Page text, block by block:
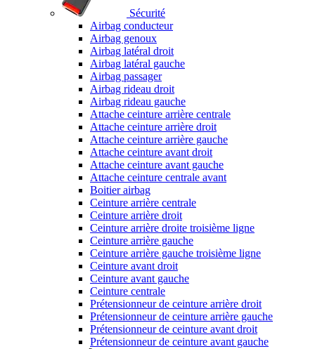
Sécurité
Airbag conducteur
Airbag genoux
Airbag latéral droit
Airbag latéral gauche
Airbag passager
Airbag rideau droit
Airbag rideau gauche
Attache ceinture arrière centrale
Attache ceinture arrière droit
Attache ceinture arrière gauche
Attache ceinture avant droit
Attache ceinture avant gauche
Attache ceinture centrale avant
Boitier airbag
Ceinture arrière centrale
Ceinture arrière droit
Ceinture arrière droite troisième ligne
Ceinture arrière gauche
Ceinture arrière gauche troisième ligne
Ceinture avant droit
Ceinture avant gauche
Ceinture centrale
Prétensionneur de ceinture arrière droit
Prétensionneur de ceinture arrière gauche
Prétensionneur de ceinture avant droit
Prétensionneur de ceinture avant gauche